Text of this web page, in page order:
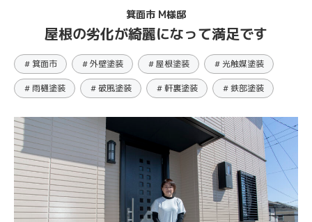
箕面市 M様邸
屋根の劣化が綺麗になって満足です
# 箕面市 # 外壁塗装 # 屋根塗装 # 光触媒塗装
# 雨樋塗装 # 破風塗装 # 軒裏塗装 # 鉄部塗装